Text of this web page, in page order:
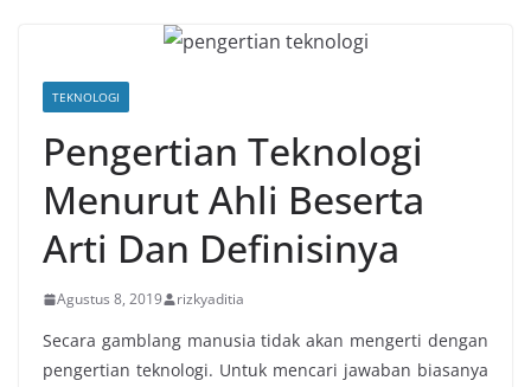
TEKNOLOGI
Pengertian Teknologi
Menurut Ahli Beserta
Arti Dan Definisinya
Agustus 8, 2019 rizkyaditia
Secara gamblang manusia tidak akan mengerti dengan
pengertian teknologi. Untuk mencari jawaban biasanya